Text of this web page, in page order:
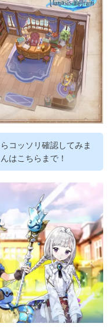
コッソリ確認してみま
はこちらまで！